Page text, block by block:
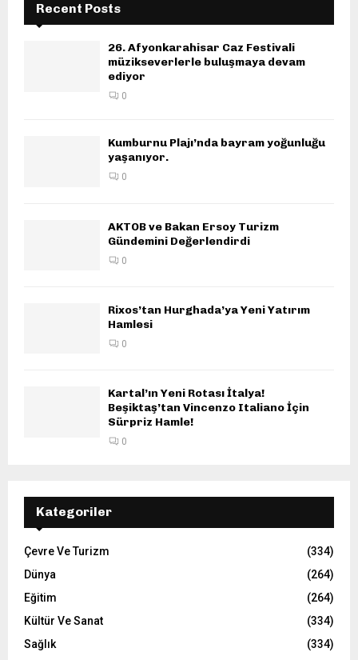
Recent Posts
26. Afyonkarahisar Caz Festivali
müzikseverlerle buluşmaya devam
ediyor
0
Kumburnu Plajı’nda bayram yoğunluğu
yaşanıyor.
0
AKTOB ve Bakan Ersoy Turizm
Gündemini Değerlendirdi
0
Rixos’tan Hurghada’ya Yeni Yatırım
Hamlesi
0
Kartal’ın Yeni Rotası İtalya!
Beşiktaş’tan Vincenzo Italiano İçin
Sürpriz Hamle!
0
Kategoriler
Çevre Ve Turizm
(334)
Dünya
(264)
Eğitim
(264)
Kültür Ve Sanat
(334)
Sağlık
(334)